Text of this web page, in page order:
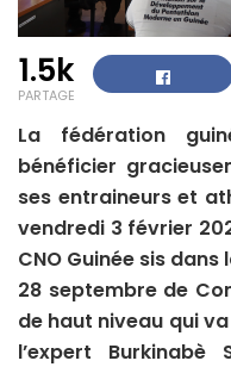
1.5k
PARTAGE
La fédération
bénéficier
ses entraineurs et
vendredi 3 février
CNO Guinée sis
28 septembre de
de haut niveau qui
l’expert Burkinabè